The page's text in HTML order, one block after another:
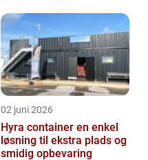
02 juni 2026
Hyra container en enkel
løsning til ekstra plads og
smidig opbevaring